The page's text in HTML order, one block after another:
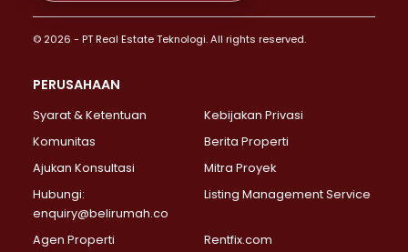
Properti Dijual di Bendungan Hilir >
Properti Dijual di Jakarta Selatan >
Properti Dijual di Lebak Bulus >
Properti Dijual di Gandaria Selatan >
Properti Dijual di Pondok Labu >
Properti Dijual di Lenteng Agung >
Properti Dijual di Senayan >
Properti Dijual di Pondok Pinang >
© 2026 - PT Real Estate Teknologi. All rights reserved.
PERUSAHAAN
Syarat & Ketentuan
Kebijakan Privasi
Komunitas
Berita Properti
Ajukan Konsultasi
Mitra Proyek
Hubungi:
enquiry@belirumah.co
Listing Management Service
Agen Properti Rentfix.com